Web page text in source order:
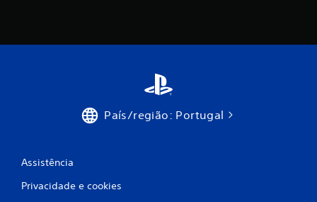
ç
País/região: Portugal
Assistência
Privacidade e cookies